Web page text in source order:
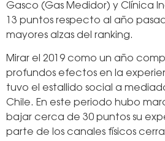
Gasco (Gas Medidor) y Clínica
13 puntos respecto al año
mayores alzas del ranking.
Mirar el 2019 como un año
profundos efectos en la
tuvo el estallido social a
Chile. En este periodo hubo
bajar cerca de 30 puntos su
parte de los canales físicos